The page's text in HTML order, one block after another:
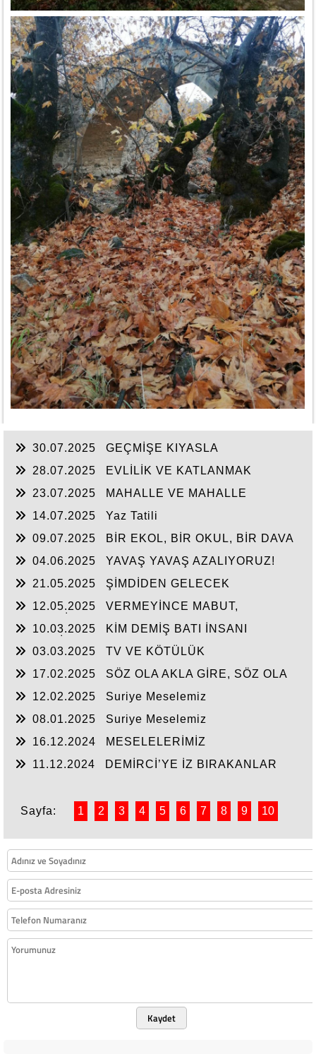
30.07.2025
GEÇMİŞE KIYASLA
28.07.2025
EVLİLİK VE KATLANMAK
23.07.2025
MAHALLE VE MAHALLE
14.07.2025
Yaz Tatili
09.07.2025
BİR EKOL, BİR OKUL, BİR DAVA
04.06.2025
YAVAŞ YAVAŞ AZALIYORUZ!
21.05.2025
ŞİMDİDEN GELECEK
12.05.2025
VERMEYİNCE MABUT,
10.03.2025
KİM DEMİŞ BATI İNSANI
03.03.2025
TV VE KÖTÜLÜK
17.02.2025
SÖZ OLA AKLA GİRE, SÖZ OLA
12.02.2025
Suriye Meselemiz
08.01.2025
Suriye Meselemiz
16.12.2024
MESELELERİMİZ
11.12.2024
DEMİRCİ’YE İZ BIRAKANLAR
Sayfa: 1 2 3 4 5 6 7 8 9 10
Kaydet